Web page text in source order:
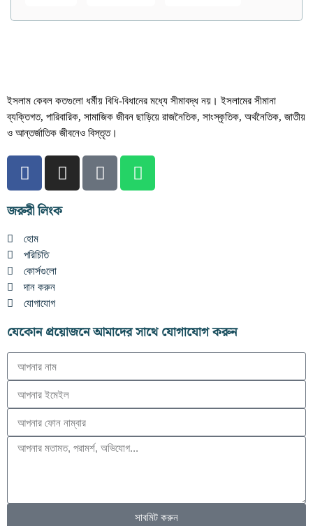
ইসলাম কেবল কতগুলো ধর্মীয় বিধি-বিধানের মধ্যে সীমাবদ্ধ নয়। ইসলামের সীমানা
ব্যক্তিগত, পারিবারিক, সামাজিক জীবন ছাড়িয়ে রাজনৈতিক, সাংস্কৃতিক, অর্থনৈতিক, জাতীয়
ও আন্তর্জাতিক জীবনেও বিস্তৃত।
জরুরী লিংক
হোম
পরিচিতি
কোর্সগুলো
দান করুন
যোগাযোগ
যেকোন প্রয়োজনে আমাদের সাথে যোগাযোগ করুন
সাবমিট করুন